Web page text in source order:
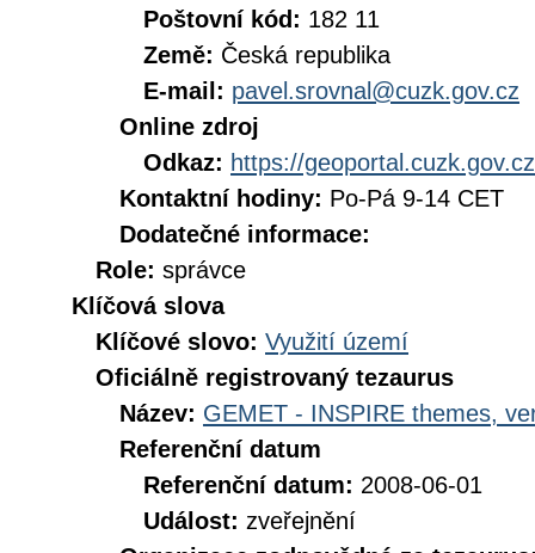
Poštovní kód: 182 11
Země: Česká republika
E-mail: pavel.srovnal@cuzk.gov.cz
Online zdroj
Odkaz: https://geoportal.cuzk.gov.cz
Kontaktní hodiny: Po-Pá 9-14 CET
Dodatečné informace:
Role: správce
Klíčová slova
Klíčové slovo: Využití území
Oficiálně registrovaný tezaurus
Název: GEMET - INSPIRE themes,
Referenční datum
Referenční datum: 2008-06-01
Událost: zveřejnění